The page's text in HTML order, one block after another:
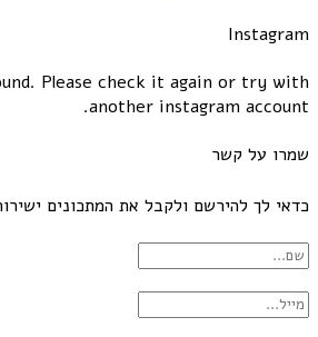
Instagram
Please check it again or try with
another instagram account.
שמרו על קשר
כדאי לך להירשם ולקבל את המתכונים